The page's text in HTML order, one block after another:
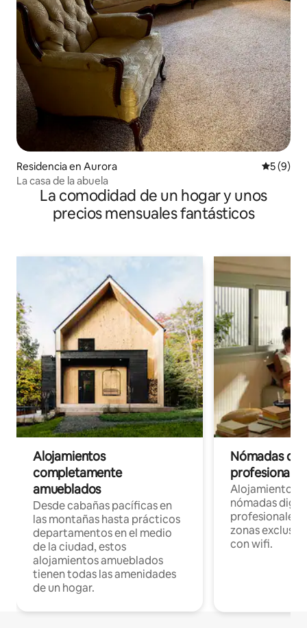
Residencia en Aurora
5 (9)
La casa de la abuela
La comodidad de un hogar y unos
precios mensuales fantásticos
Alojamientos
completamente
amueblados
Desde cabañas pacíficas en
las montañas hasta prácticos
departamentos en el medio
de la ciudad, estos
alojamientos amueblados
tienen todas las amenidades
de un hogar.
Nómadas
Alojamientos
nómadas
profesionales
zonas
con wifi.